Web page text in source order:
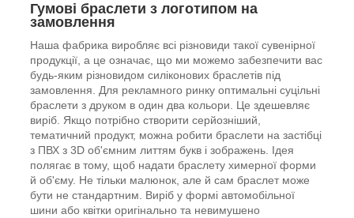
Гумові браслети з логотипом на
замовлення
Наша фабрика виробляє всі різновиди такої сувенірної
продукції, а це означає, що ми можемо забезпечити вас
будь-яким різновидом силіконових браслетів під
замовлення. Для рекламного ринку оптимальні суцільні
браслети з друком в один два кольори. Це здешевляє
виріб. Якщо потрібно створити серйозніший,
тематичний продукт, можна робити браслети на застібці
з ПВХ з 3D об'ємним литтям букв і зображень. Ідея
полягає в тому, щоб надати браслету химерної форми
й об'єму. Не тільки малюнок, але й сам браслет може
бути не стандартним. Виріб у формі автомобільної
шини або квітки оригінально та невимушено